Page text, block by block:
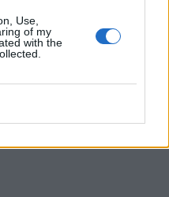
Use,
of my
with the
,I d a, en gu barno,